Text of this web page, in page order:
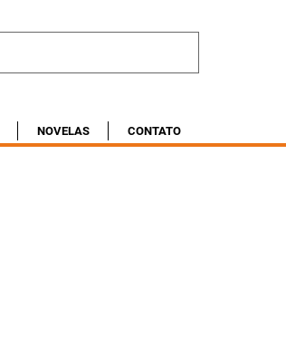
NOVELAS CONTATO